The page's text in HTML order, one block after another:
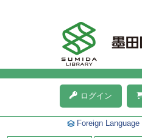
ログイン
Foreign Language